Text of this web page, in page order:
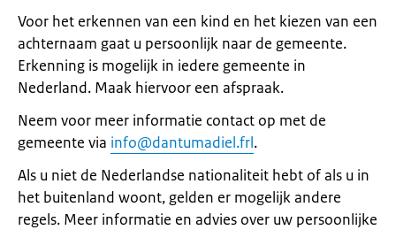
Voor het erkennen van een kind en het kiezen van een
achternaam gaat u persoonlijk naar de gemeente.
Erkenning is mogelijk in iedere gemeente in
Nederland. Maak hiervoor een afspraak.
Neem voor meer informatie contact op met de
gemeente via info@dantumadiel.frl.
Als u niet de Nederlandse nationaliteit hebt of als u in
het buitenland woont, gelden er mogelijk andere
regels. Meer informatie en advies over uw persoonlijke